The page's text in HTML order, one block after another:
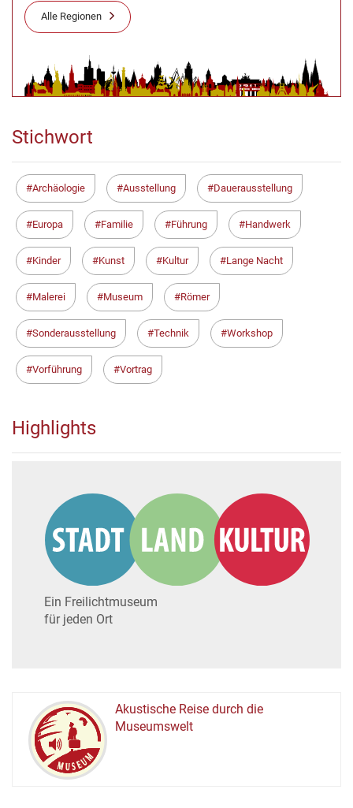
Alle Regionen
Stichwort
Archäologie Ausstellung Dauerausstellung
Europa Familie Führung Handwerk
Kinder Kunst Kultur Lange Nacht
Malerei Museum Römer
Sonderausstellung Technik Workshop
Vorführung Vortrag
Highlights
Ein Freilichtmuseum
für jeden Ort
MUSEUM
Akustische Reise durch die
Museumswelt